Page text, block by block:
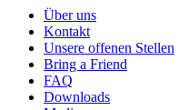
Über uns
Kontakt
Unsere offenen Stellen
Bring a Friend
FAQ
Downloads